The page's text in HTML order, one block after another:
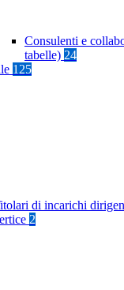
Consulenti e
tabelle) 24
125
di incarichi
2